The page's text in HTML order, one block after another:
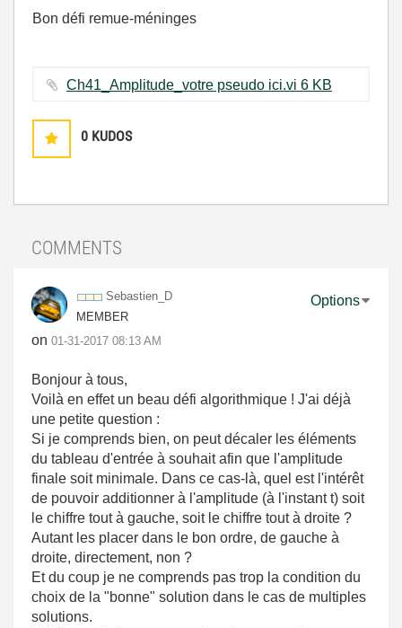
Bon défi remue-méninges
Ch41_Amplitude_votre pseudo ici.vi ‏6 KB
0 KUDOS
COMMENTS
Sebastien_D
MEMBER
on ‎01-31-2017 08:13 AM
Options
Bonjour à tous,
Voilà en effet un beau défi algorithmique ! J'ai déjà
une petite question :
Si je comprends bien, on peut décaler les éléments
du tableau d'entrée à souhait afin que l'amplitude
finale soit minimale. Dans ce cas-là, quel est l'intérêt
de pouvoir additionner à l'amplitude (à l'instant t) soit
le chiffre tout à gauche, soit le chiffre tout à droite ?
Autant les placer dans le bon ordre, de gauche à
droite, directement, non ?
Et du coup je ne comprends pas trop la condition du
choix de la "bonne" solution dans le cas de multiples
solutions.